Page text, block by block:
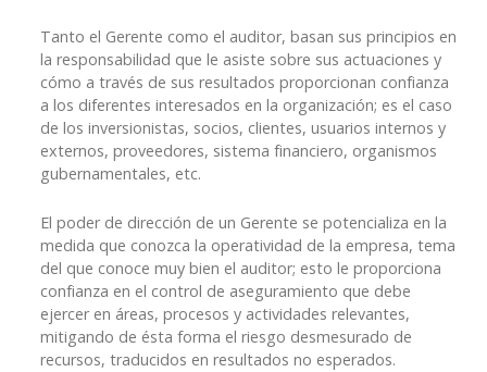
Tanto el Gerente como el auditor, basan sus principios en
la responsabilidad que le asiste sobre sus actuaciones y
cómo a través de sus resultados proporcionan confianza
a los diferentes interesados en la organización; es el caso
de los inversionistas, socios, clientes, usuarios internos y
externos, proveedores, sistema financiero, organismos
gubernamentales, etc.
El poder de dirección de un Gerente se potencializa en la
medida que conozca la operatividad de la empresa, tema
del que conoce muy bien el auditor; esto le proporciona
confianza en el control de aseguramiento que debe
ejercer en áreas, procesos y actividades relevantes,
mitigando de ésta forma el riesgo desmesurado de
recursos, traducidos en resultados no esperados.